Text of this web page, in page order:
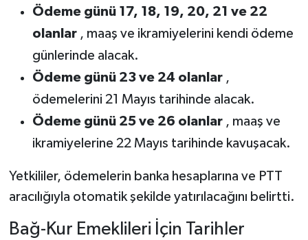
Ödeme günü 17, 18, 19, 20, 21 ve 22
olanlar, maaş ve ikramiyelerini kendi ödeme
günlerinde alacak.
Ödeme günü 23 ve 24 olanlar,
ödemelerini 21 Mayıs tarihinde alacak.
Ödeme günü 25 ve 26 olanlar, maaş ve
ikramiyelerine 22 Mayıs tarihinde kavuşacak.
Yetkililer, ödemelerin banka hesaplarına ve PTT
aracılığıyla otomatik şekilde yatırılacağını belirtti.
Bağ-Kur Emeklileri İçin Tarihler